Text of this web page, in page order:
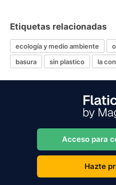
Etiquetas relacionadas
ecología y medio ambiente
basura
sin plastico la
Acceso para
Hazte